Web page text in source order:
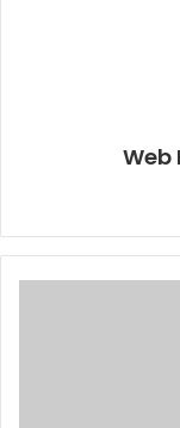
Web